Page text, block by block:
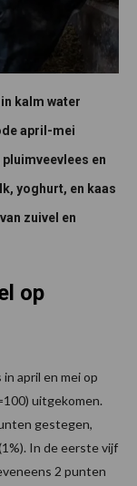
kalm water
april-mei
en
yoghurt, en kaas
zuivel en
op
april en mei op
uitgekomen.
gestegen,
In de eerste vijf
2 punten